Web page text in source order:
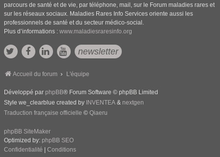
parcours de santé et de vie, par téléphone, mail, sur le Forum maladies rares et
sur les réseaux sociaux. Maladies Rares Info Services oriente aussi les
professionnels de santé et du secteur médico-social.
Plus d’informations : www.maladiesraresinfo.org
newsletter
Accueil du forum L'équipe
Développé par phpBB® Forum Software © phpBB Limited
Style we_clearblue created by INVENTEA & nextgen
Traduction française officielle © Qiaeru
phpBB SiteMaker
Optimized by: phpBB SEO
Confidentialité
Conditions